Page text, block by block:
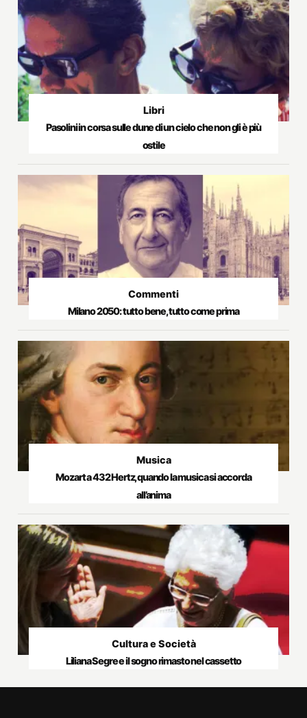
Libri
Pasolini in corsa sulle dune di un cielo che non gli è più
ostile
Commenti
Milano 2050: tutto bene, tutto come prima
Musica
Mozart a 432 Hertz, quando la musica si accorda
all’anima
Cultura e Società
Liliana Segre e il sogno rimasto nel cassetto